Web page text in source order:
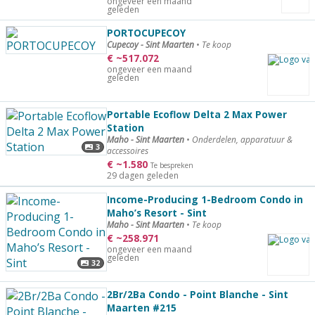
geleden
PORTOCUPECOY
Cupecoy - Sint Maarten • Te koop
€ ~517.072
ongeveer een maand
geleden
3
Portable Ecoflow Delta 2 Max Power
Station
Maho - Sint Maarten • Onderdelen, apparatuur &
accessoires
€ ~1.580 Te bespreken
29 dagen geleden
32
Income-Producing 1-Bedroom Condo in
Maho’s Resort - Sint
Maho - Sint Maarten • Te koop
€ ~258.971
ongeveer een maand
geleden
2Br/2Ba Condo - Point Blanche - Sint
Maarten #215